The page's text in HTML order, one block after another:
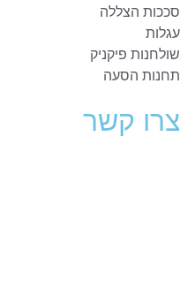
סככות הצללה
עגלות
שולחנות פיקניק
תחנות הסעה
צרו קשר